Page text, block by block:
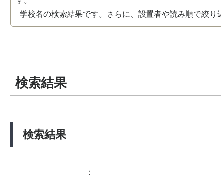
学校名の検索結果です。さらに、設置者や読み順で絞り
検索結果
検索結果
：